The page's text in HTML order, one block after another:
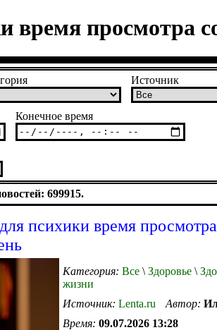
время просмотра
Источник
Конечное время
699915.
психики время просмотра
Категория: Все \ Здоровье \
жизни
Источник: Lenta.ru Автор:
Время: 09.07.2026 13:28